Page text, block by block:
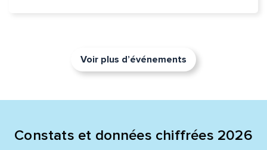
Voir plus d’événements
Constats et données chiffrées 2026